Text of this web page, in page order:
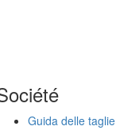
Guida delle taglie